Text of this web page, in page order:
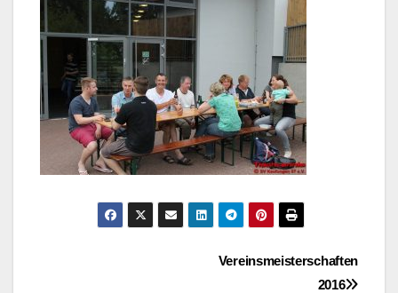
Beitragsnavigation
Vereinsmeisterschaften
2016